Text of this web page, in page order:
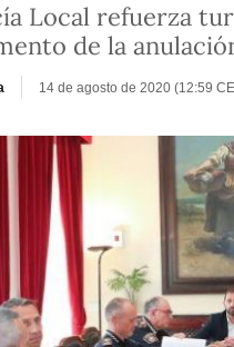
Local refuerza
de la
14 de agosto de 2020 (12:59